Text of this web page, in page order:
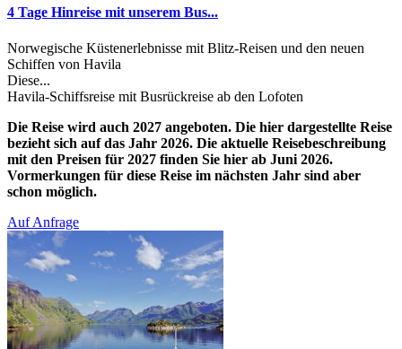
4 Tage Hinreise mit unserem Bus...
Norwegische Küstenerlebnisse mit Blitz-Reisen und den neuen
Schiffen von Havila
Diese...
Havila-Schiffsreise mit Busrückreise ab den Lofoten
Die Reise wird auch 2027 angeboten. Die hier dargestellte Reise
bezieht sich auf das Jahr 2026. Die aktuelle Reisebeschreibung
mit den Preisen für 2027 finden Sie hier ab Juni 2026.
Vormerkungen für diese Reise im nächsten Jahr sind aber
schon möglich.
Auf Anfrage